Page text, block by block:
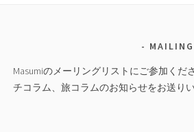
Masumiのメーリングリストにご参加く
チコラム、旅コラムのお知らせをお送りい